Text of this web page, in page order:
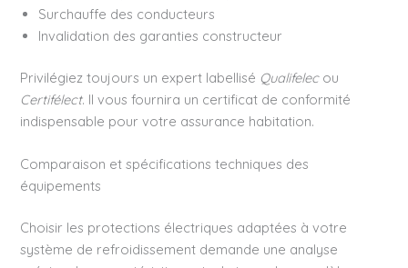
Surchauffe des conducteurs
Invalidation des garanties constructeur
Privilégiez toujours un expert labellisé Qualifelecou
Certifélect. Il vous fournira un certificat de conformité
indispensable pour votre assurance habitation.
Comparaison et spécifications techniques des
équipements
Choisir les protections électriques adaptées à votre
système de refroidissement demande une analyse